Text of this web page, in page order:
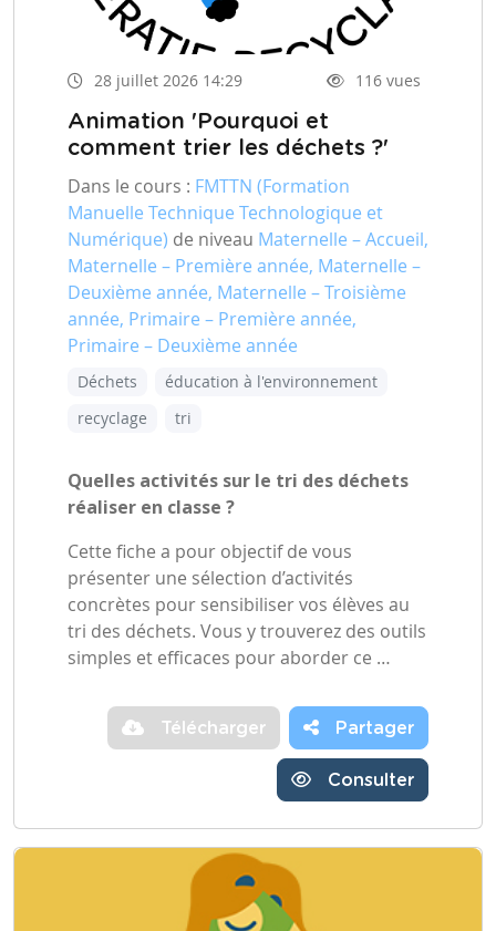
28 juillet 2026 14:29 116 vues
Animation 'Pourquoi et
comment trier les déchets ?'
Dans le cours : FMTTN (Formation
Manuelle Technique Technologique et
Numérique) de niveau Maternelle – Accueil,
Maternelle – Première année, Maternelle –
Deuxième année, Maternelle – Troisième
année, Primaire – Première année,
Primaire – Deuxième année
Déchets
éducation à l'environnement
recyclage
tri
Quelles activités sur le tri des déchets
réaliser en classe ?
Cette fiche a pour objectif de vous
présenter une sélection d’activités
concrètes pour sensibiliser vos élèves au
tri des déchets. Vous y trouverez des outils
simples et efficaces pour aborder ce …
Télécharger Partager
Consulter